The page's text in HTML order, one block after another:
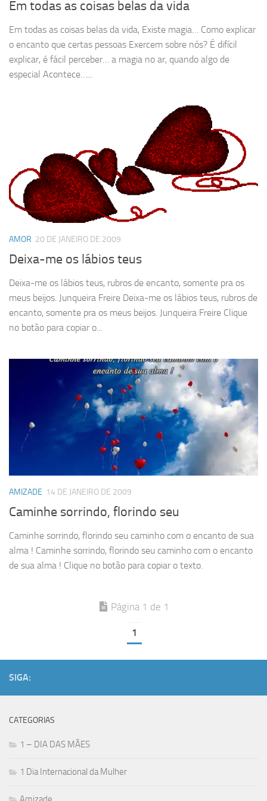
Em todas as coisas belas da vida
Em todas as coisas belas da vida, Existe magia… Como explicar
o encanto que certas pessoas Exercem sobre nós? É difícil
explicar, é fácil perceber… a magia no ar, quando algo de
especial Acontece…...
AMOR 20 DE JANEIRO DE 2009
Deixa-me os lábios teus
Deixa-me os lábios teus, rubros de encanto, somente pra os
meus beijos. Junqueira Freire Deixa-me os lábios teus, rubros de
encanto, somente pra os meus beijos. Junqueira Freire Clique
no botão para copiar o...
AMIZADE 14 DE JANEIRO DE 2009
Caminhe sorrindo, florindo seu
Caminhe sorrindo, florindo seu caminho com o encanto de sua
alma ! Caminhe sorrindo, florindo seu caminho com o encanto
de sua alma ! Clique no botão para copiar o texto.
Página 1 de 1
1
SIGA:
CATEGORIAS
1 – DIA DAS MÃES
1 Dia Internacional da Mulher